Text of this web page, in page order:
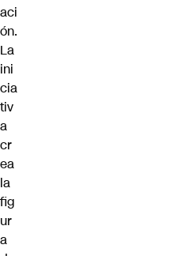
aci
ón.
La
ini
cia
tiv
a
cr
ea
la
fig
ur
a